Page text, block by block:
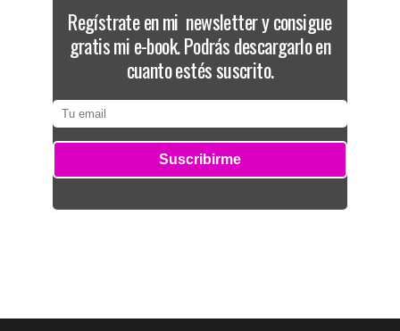
Regístrate en mi newsletter y consigue
gratis mi e-book. Podrás descargarlo en
cuanto estés suscrito.